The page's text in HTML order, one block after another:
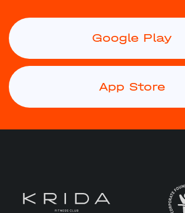
Google Play
App Store